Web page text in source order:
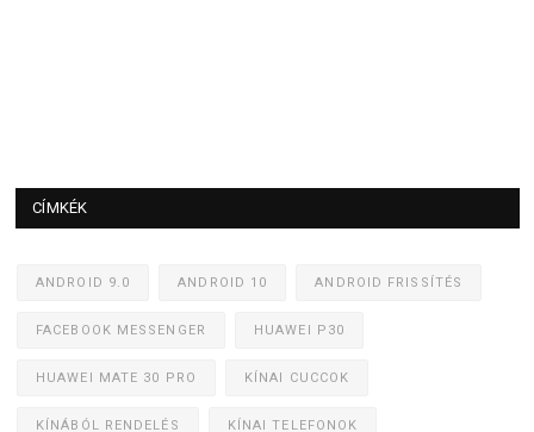
CÍMKÉK
ANDROID 9.0 ANDROID 10 ANDROID FRISSÍTÉS
FACEBOOK MESSENGER HUAWEI P30
HUAWEI MATE 30 PRO KÍNAI CUCCOK
KÍNÁBÓL RENDELÉS KÍNAI TELEFONOK